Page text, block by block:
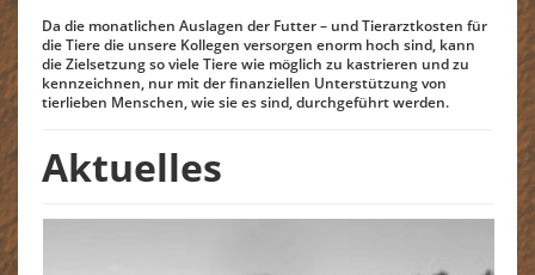
Da die monatlichen Auslagen der Futter – und Tierarztkosten für
die Tiere die unsere Kollegen versorgen enorm hoch sind, kann
die Zielsetzung so viele Tiere wie möglich zu kastrieren und zu
kennzeichnen, nur mit der finanziellen Unterstützung von
tierlieben Menschen, wie sie es sind, durchgeführt werden.
Aktuelles